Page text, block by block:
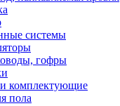
системы
гофры
комплектующие
пола